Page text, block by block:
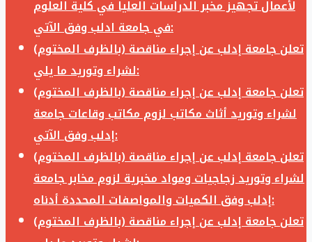
لأعمال تجهيز مخبر الدراسات العليا في كلية العلوم
في جامعة ادلب وفق الآتي:
تعلن جامعة إدلب عن إجراء مناقصة (بالظرف المختوم)
لشراء وتوريد ما يلي:
تعلن جامعة إدلب عن إجراء مناقصة (بالظرف المختوم)
لشراء وتوريد أثاث مكاتب لزوم مكاتب وقاعات جامعة
إدلب وفق الآتي:
تعلن جامعة إدلب عن إجراء مناقصة (بالظرف المختوم)
لشراء وتوريد زجاجيات ومواد مخبرية لزوم مخابر جامعة
إدلب وفق الكميات والمواصفات المحددة أدناه:
تعلن جامعة إدلب عن إجراء مناقصة (بالظرف المختوم)